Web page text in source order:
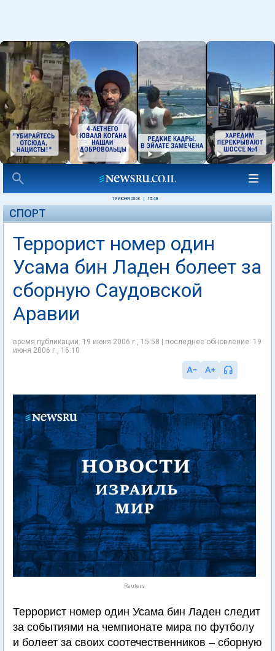
19 ИЮНЯ 2006 15:40
СПОРТ
Террорист номер один
Усама бин Ладен болеет за
сборную Саудовской
Аравии
время публикации: 19 июня 2006 г., 15:58 | последнее обновление: 19
июня 2006 г., 16:10
Reuters
Террорист номер один Усама бин Ладен следит
за событиями на чемпионате мира по футболу
и болеет за своих соотечественников – сборную